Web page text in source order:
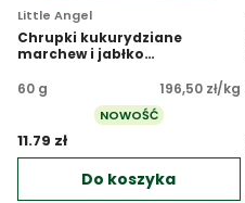
Little Angel
Chrupki kukurydziane
marchew i jabłko
60 g
196,50 zł/kg
NOWOŚĆ
11.79 zł
Do koszyka